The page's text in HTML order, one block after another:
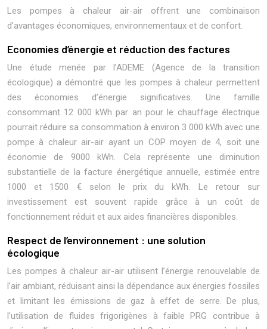
Les pompes à chaleur air-air offrent une combinaison
d’avantages économiques, environnementaux et de confort.
Economies d’énergie et réduction des factures
Une étude menée par l’ADEME (Agence de la transition
écologique) a démontré que les pompes à chaleur permettent
des économies d’énergie significatives. Une famille
consommant 12 000 kWh par an pour le chauffage électrique
pourrait réduire sa consommation à environ 3 000 kWh avec une
pompe à chaleur air-air ayant un COP moyen de 4, soit une
économie de 9000 kWh. Cela représente une diminution
substantielle de la facture énergétique annuelle, estimée entre
1000 et 1500 € selon le prix du kWh. Le retour sur
investissement est souvent rapide grâce à un coût de
fonctionnement réduit et aux aides financières disponibles.
Respect de l’environnement : une solution
écologique
Les pompes à chaleur air-air utilisent l’énergie renouvelable de
l’air ambiant, réduisant ainsi la dépendance aux énergies fossiles
et limitant les émissions de gaz à effet de serre. De plus,
l’utilisation de fluides frigorigènes à faible PRG contribue à